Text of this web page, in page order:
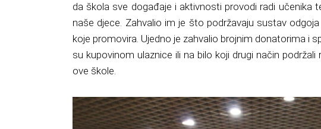
da škola sve događaje i aktivnosti provodi radi učenika
naše djece. Zahvalio im je što podržavaju sustav
koje promovira. Ujedno je zahvalio brojnim donatorima i
su kupovinom ulaznice ili na bilo koji drugi način
ove škole.